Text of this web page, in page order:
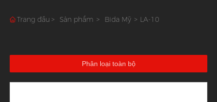
Trang đầu Sản phẩm Bida Mỹ LA-10
Phân loại toàn bộ